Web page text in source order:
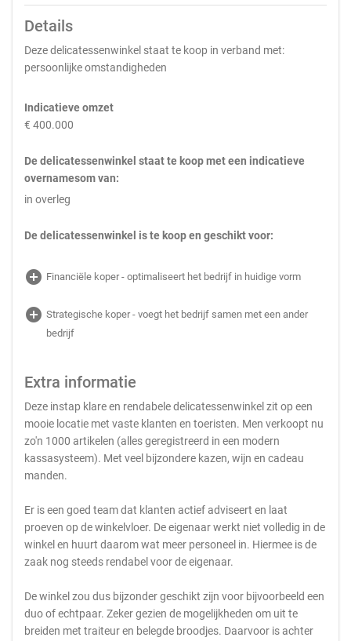
Details
Deze delicatessenwinkel staat te koop in verband met:
persoonlijke omstandigheden
Indicatieve omzet
€ 400.000
De delicatessenwinkel staat te koop met een indicatieve
overnamesom van:
in overleg
De delicatessenwinkel is te koop en geschikt voor:
add_circle Financiële koper - optimaliseert het bedrijf in huidige vorm
add_circle Strategische koper - voegt het bedrijf samen met een ander
bedrijf
Extra informatie
Deze instap klare en rendabele delicatessenwinkel zit op een
mooie locatie met vaste klanten en toeristen. Men verkoopt nu
zo'n 1000 artikelen (alles geregistreerd in een modern
kassasysteem). Met veel bijzondere kazen, wijn en cadeau
manden.
Er is een goed team dat klanten actief adviseert en laat
proeven op de winkelvloer. De eigenaar werkt niet volledig in de
winkel en huurt daarom wat meer personeel in. Hiermee is de
zaak nog steeds rendabel voor de eigenaar.
De winkel zou dus bijzonder geschikt zijn voor bijvoorbeeld een
duo of echtpaar. Zeker gezien de mogelijkheden om uit te
breiden met traiteur en belegde broodjes. Daarvoor is achter